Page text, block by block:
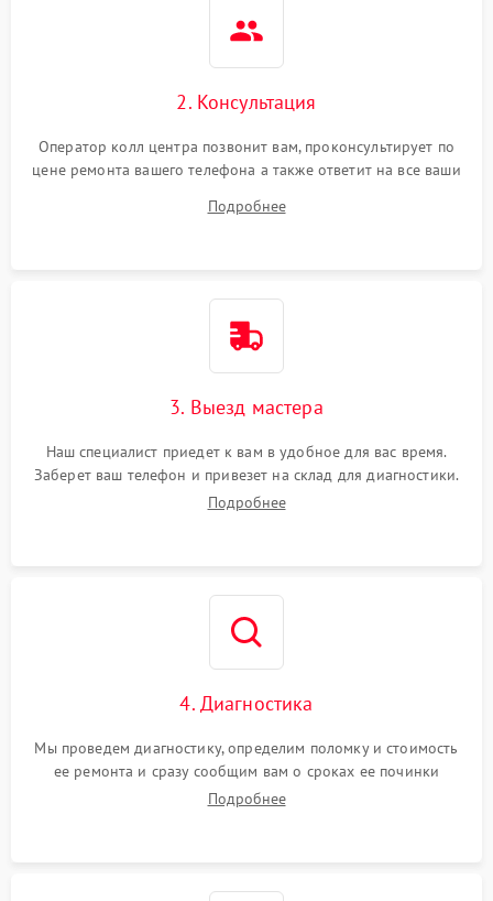
2. Консультация
Оператор колл центра позвонит вам, проконсультирует по
цене ремонта вашего телефона а также ответит на все ваши
Подробнее
3. Выезд мастера
Наш специалист приедет к вам в удобное для вас время.
Заберет ваш телефон и привезет на склад для диагностики.
Подробнее
4. Диагностика
Мы проведем диагностику, определим поломку и стоимость
ее ремонта и сразу сообщим вам о сроках ее починки
Подробнее